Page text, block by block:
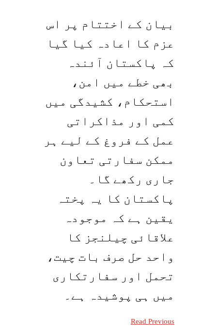
بیان کے اختتام پر اس
عزم کا اعادہ کیا گیا
کہ پاکستان آئندہ
بھی خطے میں امن،
استحکام، کشیدگی میں
کمی اور مذاکراتی
عمل کے فروغ کے لیے ہر
ممکن سفارتی تعاون
جاری رکھے گا۔
پاکستان کا یہ پختہ
یقین ہے کہ موجودہ
علاقائی چیلنجز کا
واحد حل صرف بات چیت،
تحمل اور سفارتکاری
میں ہی پوشیدہ ہے۔
Read Previous